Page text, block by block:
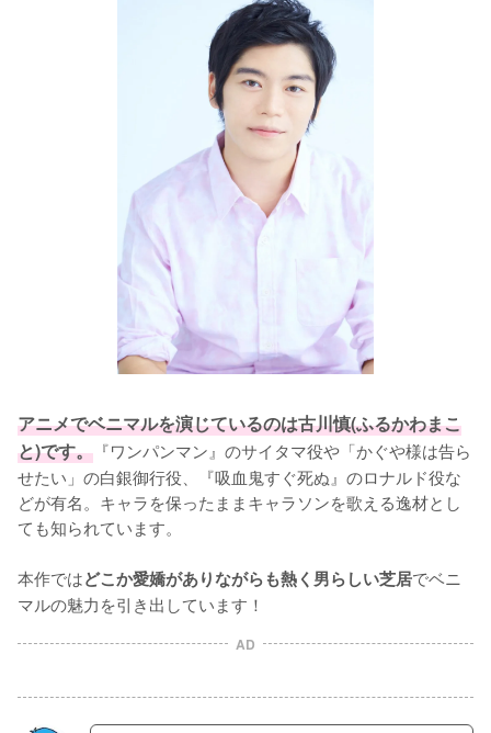
アニメでベニマルを演じているのは古川慎(ふるかわまこ
と)です。 『ワンパンマン』のサイタマ役や「かぐや様は告ら
せたい」の白銀御行役、『吸血鬼すぐ死ぬ』のロナルド役な
どが有名。キャラを保ったままキャラソンを歌える逸材とし
ても知られています。
本作ではどこか愛嬌がありながらも熱く男らしい芝居でベニ
マルの魅力を引き出しています！
AD